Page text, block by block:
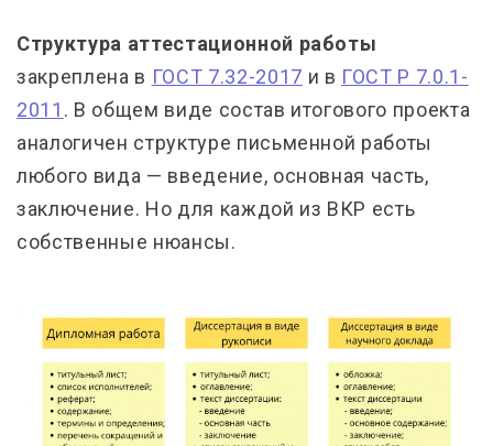
Структура аттестационной работы
закреплена в ГОСТ 7.32-2017 и в ГОСТ Р 7.0.1-
2011 . В общем виде состав итогового проекта
аналогичен структуре письменной работы
любого вида — введение, основная часть,
заключение. Но для каждой из ВКР есть
собственные нюансы.